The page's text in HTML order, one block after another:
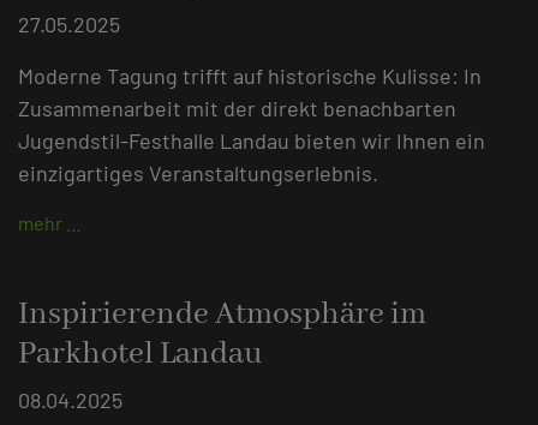
27.05.2025
Moderne Tagung trifft auf historische Kulisse: In
Zusammenarbeit mit der direkt benachbarten
Jugendstil-Festhalle Landau bieten wir Ihnen ein
einzigartiges Veranstaltungserlebnis.
mehr …
Inspirierende Atmosphäre im
Parkhotel Landau
08.04.2025